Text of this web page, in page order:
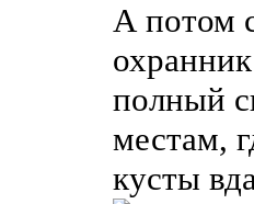
А потом
полный
местам,
кусты